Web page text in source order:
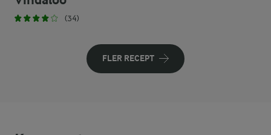
(34)
FLER RECEPT